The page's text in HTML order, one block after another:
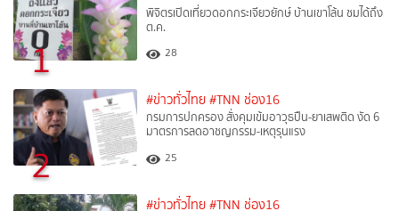
1
พิจิตรเปิดเที่ยวดอกกระเจียวยักษ์ บ้านเขาโล้น ชมได้ถึง
ต.ค.
28
2
#ข่าวทั่วไทย #TNN ช่อง16
กรมการปกครอง สั่งคุมเข้มอาวุธปืน-ยาเสพติด งัด 6
มาตรการลดอาชญกรรม-เหตุรุนแรง
25
#ข่าวทั่วไทย #TNN ช่อง16